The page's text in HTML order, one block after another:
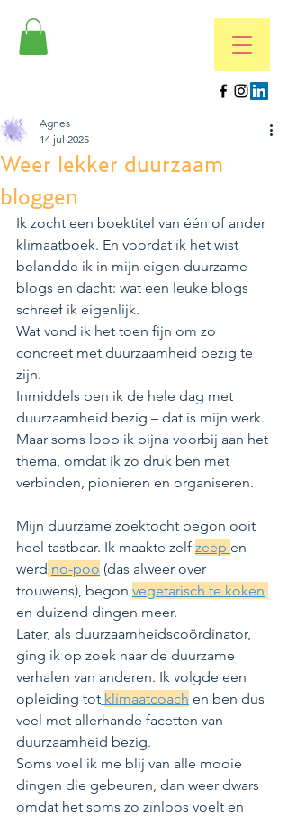
Weer lekker duurzaam
bloggen
Agnes
14 jul 2025
Ik zocht een boektitel van één of ander
klimaatboek. En voordat ik het wist
belandde ik in mijn eigen duurzame
blogs en dacht: wat een leuke blogs
schreef ik eigenlijk.
Wat vond ik het toen fijn om zo
concreet met duurzaamheid bezig te
zijn.
Inmiddels ben ik de hele dag met
duurzaamheid bezig – dat is mijn werk.
Maar soms loop ik bijna voorbij aan het
thema, omdat ik zo druk ben met
verbinden, pionieren en organiseren.
Mijn duurzame zoektocht begon ooit
heel tastbaar. Ik maakte zelf zeep en
werd no-poo (das alweer over
trouwens), begon vegetarisch te koken
en duizend dingen meer.
Later, als duurzaamheidscoördinator,
ging ik op zoek naar de duurzame
verhalen van anderen. Ik volgde een
opleiding tot klimaatcoach en ben dus
veel met allerhande facetten van
duurzaamheid bezig.
Soms voel ik me blij van alle mooie
dingen die gebeuren, dan weer dwars
omdat het soms zo zinloos voelt en